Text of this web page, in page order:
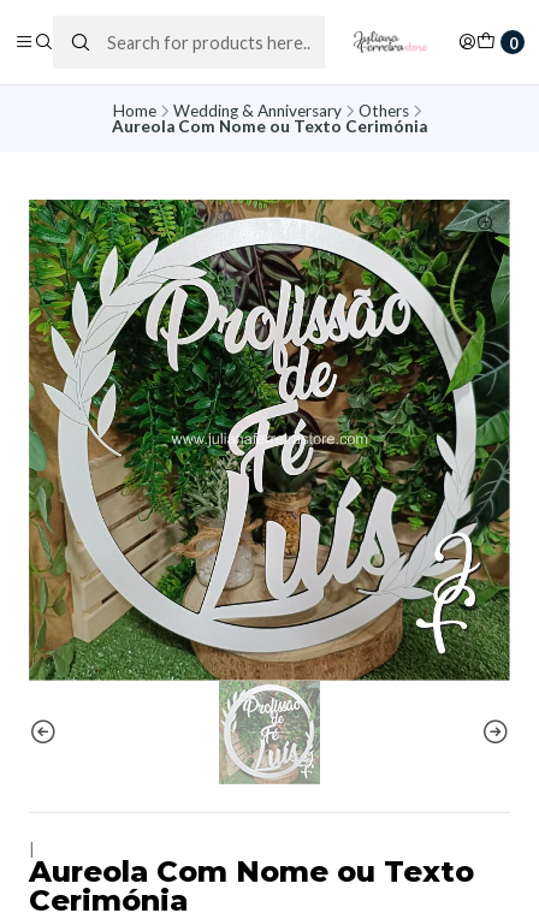
0
Home Wedding & Anniversary
Others
Aureola Com Nome ou Texto Cerimónia
Aureola Com Nome ou Texto
Cerimónia